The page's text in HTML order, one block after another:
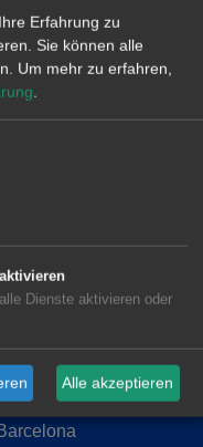
AZCA. 28046
Erfahrung zu
Sie können alle
Um mehr zu erfahren,
.
Dienste aktivieren oder
Alle akzeptieren